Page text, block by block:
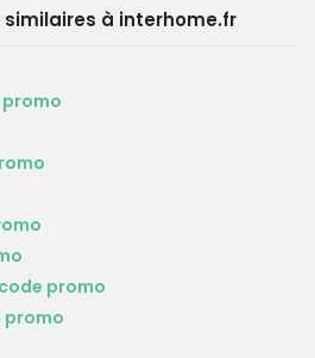
à interhome.fr
promo
promo
promo